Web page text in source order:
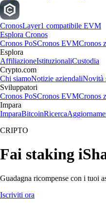
CronosLayer1 compatibile EVM
Esplora Cronos
Cronos PoSCronos EVMCronos
Esplora
AffiliazioneIstituzionaliCustodia
Crypto.com
Chi siamoNotizie aziendaliNovità
Sviluppatori
Cronos PoSCronos EVMCronos
Impara
ImparaBitcoinRicerca
CRIPTO
Fai staking
Guadagna ricompense con i tuoi
Iscriviti ora